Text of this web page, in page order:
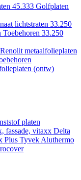
45.333 Golfplaten
lichtstraten 33.250
Toebehoren 33.250
Renolit metaalfolieplaten
(ontw)
platen
fassade, vitaxx Delta
Plus Tyvek Aluthermo